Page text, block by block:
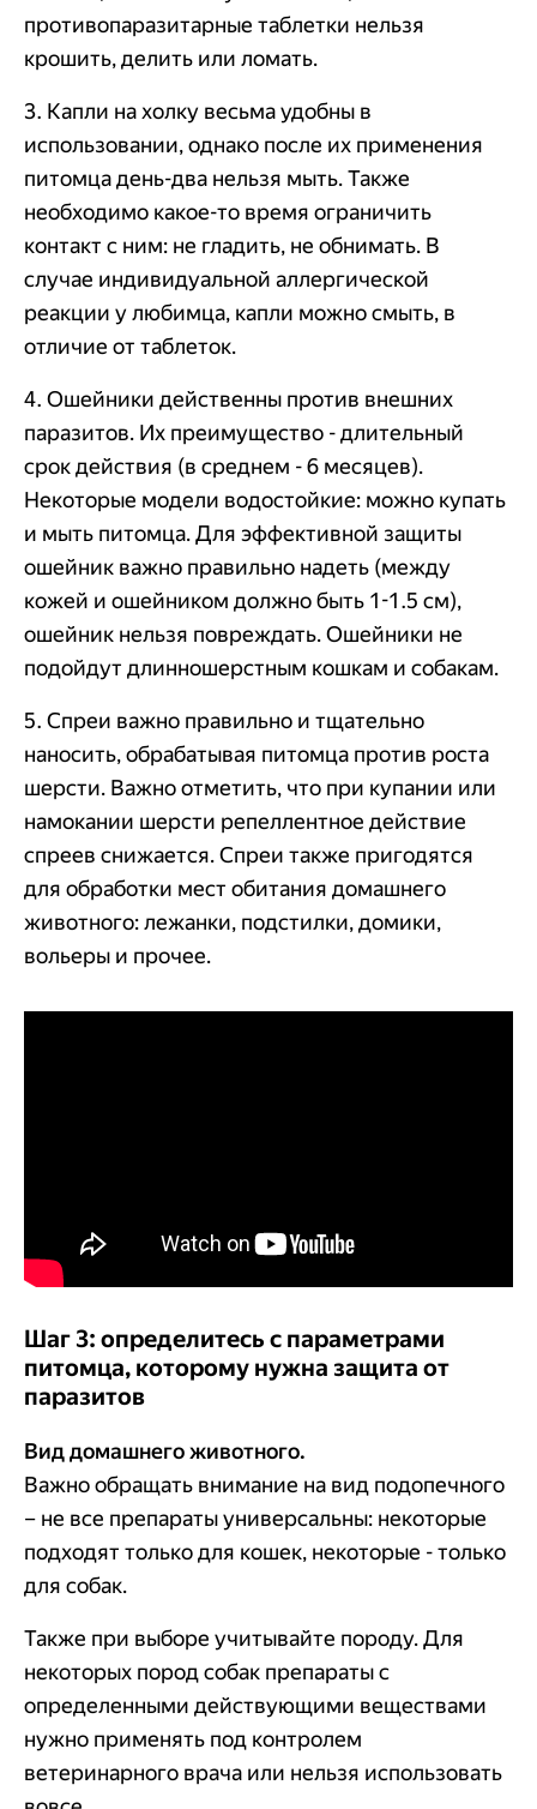
противопаразитарные таблетки нельзя
крошить, делить или ломать.
3. Капли на холку весьма удобны в
использовании, однако после их применения
питомца день-два нельзя мыть. Также
необходимо какое-то время ограничить
контакт с ним: не гладить, не обнимать. В
случае индивидуальной аллергической
реакции у любимца, капли можно смыть, в
отличие от таблеток.
4. Ошейники действенны против внешних
паразитов. Их преимущество - длительный
срок действия (в среднем - 6 месяцев).
Некоторые модели водостойкие: можно купать
и мыть питомца. Для эффективной защиты
ошейник важно правильно надеть (между
кожей и ошейником должно быть 1-1.5 см),
ошейник нельзя повреждать. Ошейники не
подойдут длинношерстным кошкам и собакам.
5. Спреи важно правильно и тщательно
наносить, обрабатывая питомца против роста
шерсти. Важно отметить, что при купании или
намокании шерсти репеллентное действие
спреев снижается. Спреи также пригодятся
для обработки мест обитания домашнего
животного: лежанки, подстилки, домики,
вольеры и прочее.
Шаг 3: определитесь с параметрами
питомца, которому нужна защита от
паразитов
Вид домашнего животного.
Важно обращать внимание на вид подопечного
– не все препараты универсальны: некоторые
подходят только для кошек, некоторые - только
для собак.
Также при выборе учитывайте породу. Для
некоторых пород собак препараты с
определенными действующими веществами
нужно применять под контролем
ветеринарного врача или нельзя использовать